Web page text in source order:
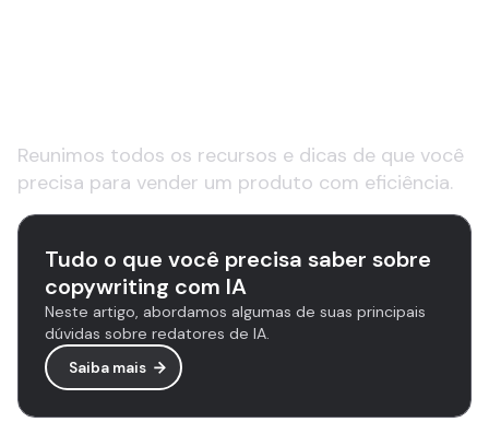
Reunimos todos os recursos e dicas de que você
precisa para vender um produto com eficiência.
Tudo o que você precisa saber sobre
copywriting com IA
Neste artigo, abordamos algumas de suas principais
dúvidas sobre redatores de IA.
Saiba mais